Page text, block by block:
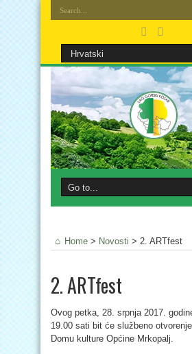
Home > Novosti > 2. ARTfest
2. ARTfest
Ovog petka, 28. srpnja 2017.
19.00 sati bit će službeno
Domu kulture Općine Mrkopalj.